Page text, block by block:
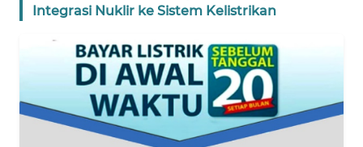
Integrasi Nuklir ke Sistem Kelistrikan
WN
WN